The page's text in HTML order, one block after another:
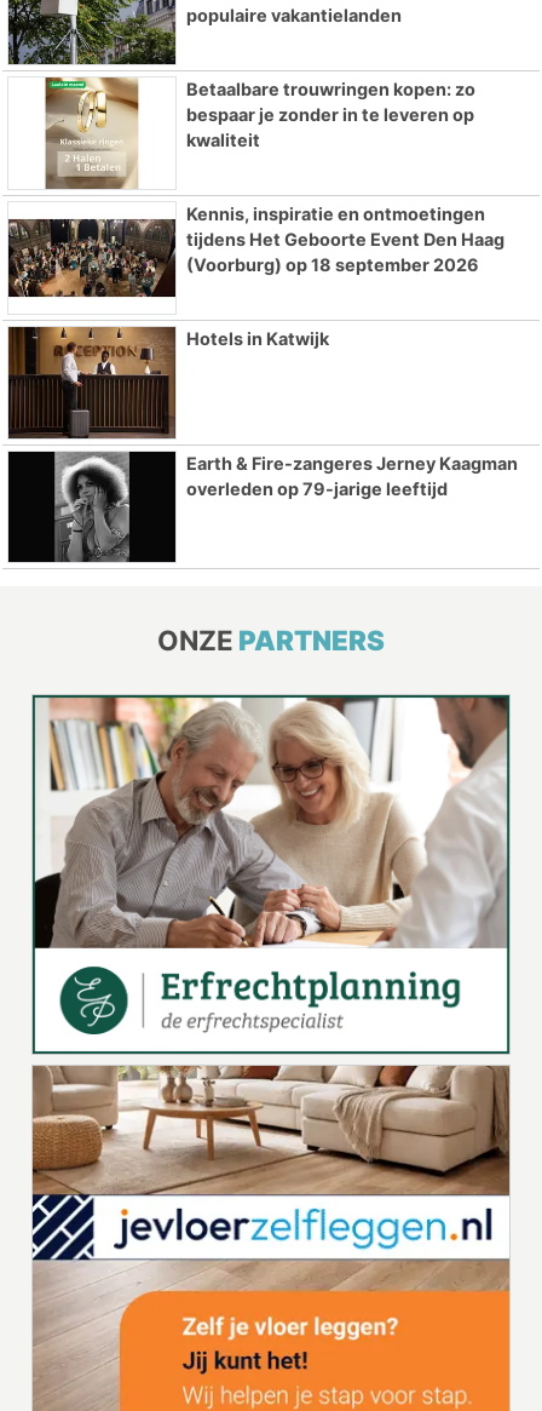
populaire vakantielanden
Betaalbare trouwringen kopen: zo
bespaar je zonder in te leveren op
kwaliteit
Kennis, inspiratie en ontmoetingen
tijdens Het Geboorte Event Den Haag
(Voorburg) op 18 september 2026
Hotels in Katwijk
Earth & Fire-zangeres Jerney Kaagman
overleden op 79-jarige leeftijd
ONZE PARTNERS